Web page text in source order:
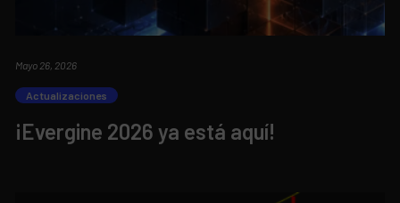
Mayo 26, 2026
Actualizaciones
¡Evergine 2026 ya está aquí!